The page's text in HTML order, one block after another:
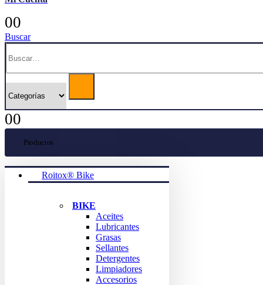
00
Buscar
00
Productos
Roitox® Bike
BIKE
Aceites
Lubricantes
Grasas
Sellantes
Detergentes
Limpiadores
Accesorios